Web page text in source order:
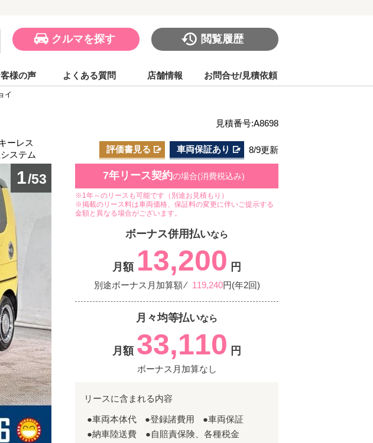
クルマを探す 閲覧履歴
様の声 よくある質問 店舗情報 お問合せ/見積依頼
イ
見積番号:A8698
ーレス
ステム
評価書見る 車両保証あり 8/9更新
1/53 7年リース契約の場合(消費税込み)
※1年～のリースも可能です（別途お見積もり）
※掲載のリース料は車両価格、保証料の変更に伴いご提示する
金額と異なる場合がございます。
ボーナス併用払いなら
月額 13,200 円
別途ボーナス月加算額 ⁄ 119,240円(年2回)
月々均等払いなら
月額 33,110 円
ボーナス月加算なし
リースに含まれる内容
●車両本体代 ●登録諸費用
●車両保証
●納車陸送費 ●自賠責保険、各種税金